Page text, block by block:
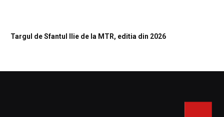
Targul de Sfantul Ilie de la MTR, editia din 2026